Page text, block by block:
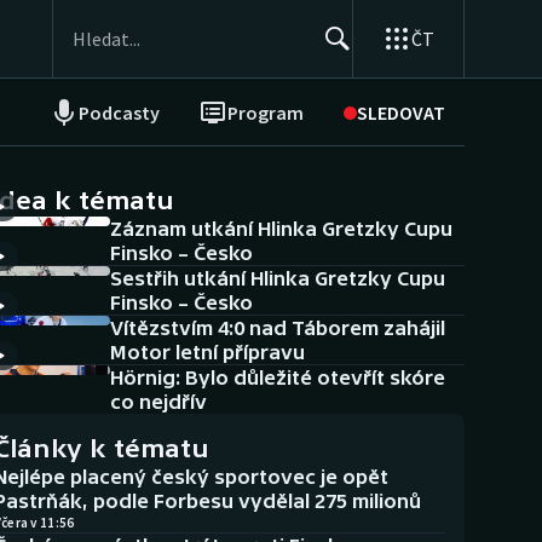
ČT
Podcasty Program SLEDOVAT
NEPŘEHLÉDNĚTE
Historické návraty
Aplikace ČT sport
AZ kvíz
k tématu
Záznam utkání Hlinka Gretzky Cupu
Finsko – Česko
Sestřih utkání Hlinka Gretzky Cupu
Finsko – Česko
Vítězstvím 4:0 nad Táborem zahájil
Motor letní přípravu
Hörnig: Bylo důležité otevřít skóre
co nejdřív
k tématu
placený český sportovec je opět
podle Forbesu vydělal 275 milionů
v 11:56